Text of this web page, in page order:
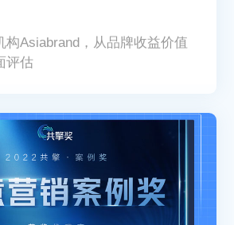
构Asiabrand，从品牌收益价值
评估